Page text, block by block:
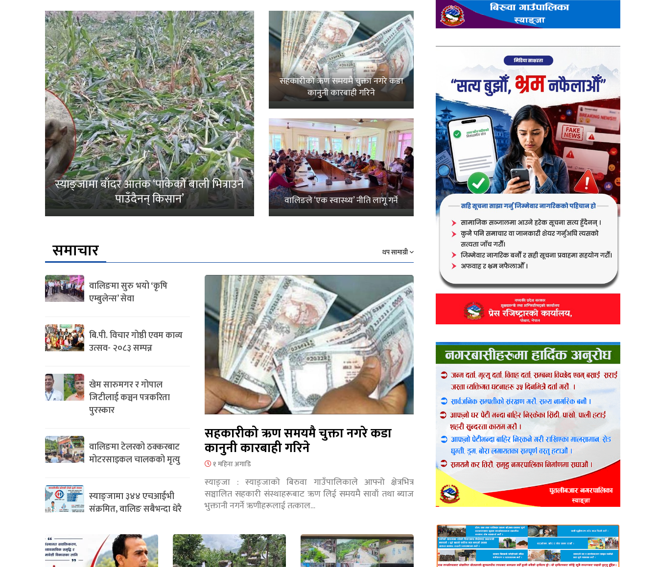
स्याङ्जामा बाँदर आतंक ‘पाकेको बाली भित्राउनै
पाउँदैनन् किसान’
सहकारीको ऋण समयमै चुक्ता नगरे कडा
कानुनी कारबाही गरिने
वालिङले ‘एक स्वास्थ्य’ नीति लागू गर्ने
समाचार थप सामाग्री
वालिङमा सुरु भयो ‘कृषि
एम्बुलेन्स’ सेवा
बि.पी. विचार गोष्ठी एवम काव्य
उत्सव- २०८३ सम्पन्न
खेम सारुमगर र गोपाल
जिटीलाई कञ्चन पत्रकरिता
पुरस्कार
वालिङमा टेलरको ठक्करबाट
मोटरसाइकल चालकको मृत्यु
स्याङ्जामा ३४४ एचआईभी
संक्रमित, वालिङ सबैभन्दा धेरै
सहकारीको ऋण समयमै चुक्ता नगरे कडा
कानुनी कारबाही गरिने
१ महिना अगाडि
स्याङ्जा : स्याङ्जाको बिरुवा गाउँपालिकाले आफ्नो क्षेत्रभित्र
सञ्चालित सहकारी संस्थाहरूबाट ऋण लिई समयमै सावाँ तथा ब्याज
भुक्तानी नगर्ने ऋणीहरूलाई तत्काल…